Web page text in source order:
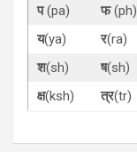
प(pa) फ(ph)
य(ya) र(ra)
श(sh) ष(sh)
क्ष(ksh) त्र(tr)